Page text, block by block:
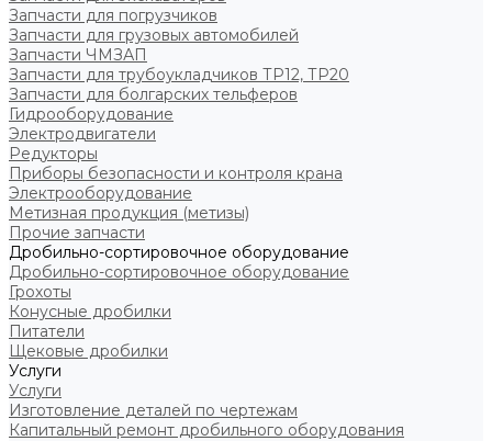
Запчасти для погрузчиков
Запчасти для грузовых автомобилей
Запчасти ЧМЗАП
Запчасти для трубоукладчиков ТР12, ТР20
Запчасти для болгарских тельферов
Гидрооборудование
Электродвигатели
Редукторы
Приборы безопасности и контроля крана
Электрооборудование
Метизная продукция (метизы)
Прочие запчасти
Дробильно-сортировочное оборудование
Дробильно-сортировочное оборудование
Грохоты
Конусные дробилки
Питатели
Щековые дробилки
Услуги
Услуги
Изготовление деталей по чертежам
Капитальный ремонт дробильного оборудования